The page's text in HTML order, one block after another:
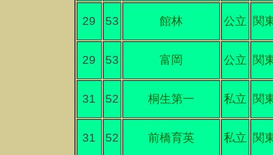
29 53 館林 公立 関
29 53 富岡 公立 関
31 52 桐生第一 私立 関
31 52 前橋育英 私立 関